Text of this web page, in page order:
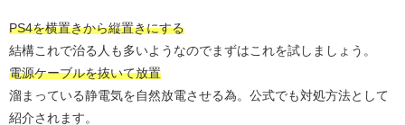
PS4を横置きから縦置きにする
結構これで治る人も多いようなのでまずはこれを試しましょう。
電源ケーブルを抜いて放置
溜まっている静電気を自然放電させる為。公式でも対処方法として
紹介されます。